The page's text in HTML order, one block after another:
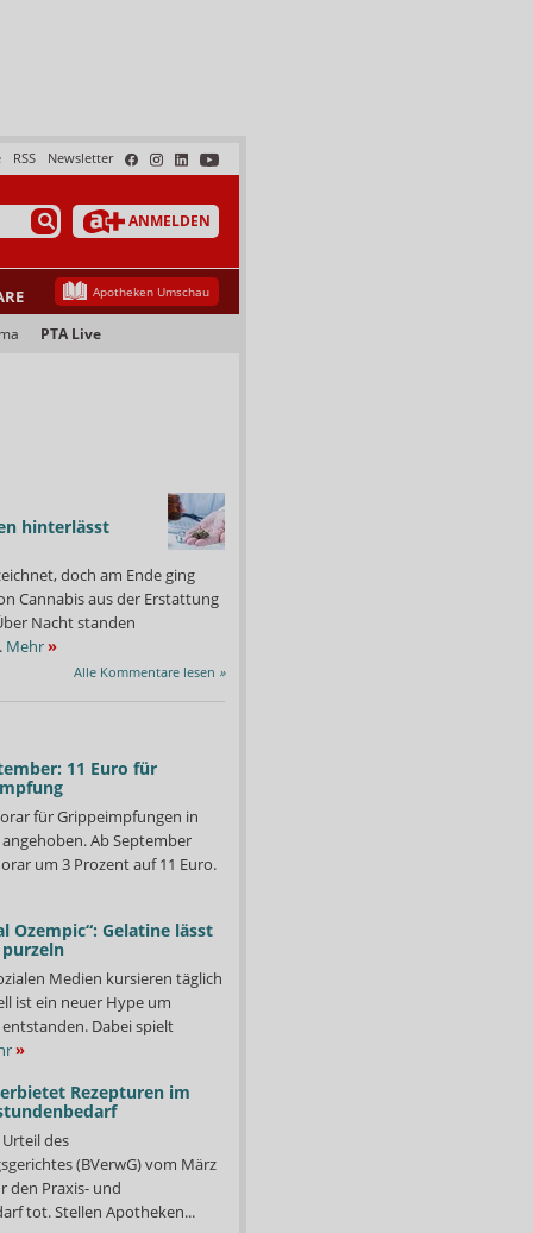
Newsletter
RSS
ANMELDEN
Apotheken Umschau
PTA Live
hat der schottische Bakteriologe Sir Alexander Fleming Penicillin
des Revoluzzers.
hinterlässt
doch am Ende ging
Cannabis aus der Erstattung
Nacht standen
Mehr»
Alle Kommentare lesen »
11 Euro für
für Grippeimpfungen in
Ab September
um 3 Prozent auf 11 Euro.
Ozempic“: Gelatine lässt
Medien kursieren täglich
ist ein neuer Hype um
Dabei spielt
»
Rezepturen im
des
(BVerwG) vom März
den Praxis- und
tot. Stellen Apotheken...